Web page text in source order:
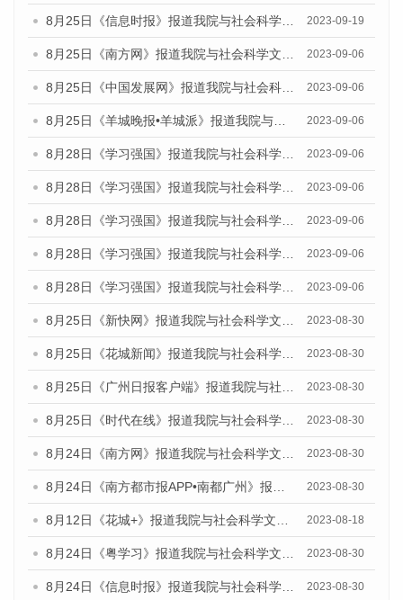
8月25日《信息时报》报道我院与社会科学文献出版社联合发布《广州蓝皮书：广州创新型城市发展报告（2023）》的媒体文章 2023-09-19
8月25日《南方网》报道我院与社会科学文献出版社联合发布《广州蓝皮书：广州创新型城市发展报告（2023）》的媒体文章 2023-09-06
8月25日《中国发展网》报道我院与社会科学文献出版社联合发布《广州蓝皮书：广州创新型城市发展报告（2023）》的媒体文章 2023-09-06
8月25日《羊城晚报•羊城派》报道我院与社会科学文献出版社联合发布《广州蓝皮书：广州创新型城市发展报告（2023）》的媒体文章 2023-09-06
8月28日《学习强国》报道我院与社会科学文献出版社联合发布《广州蓝皮书：广州创新型城市发展报告（2023）》的媒体文章 2023-09-06
8月28日《学习强国》报道我院与社会科学文献出版社联合发布《广州蓝皮书：广州创新型城市发展报告（2023）》的媒体文章 2023-09-06
8月28日《学习强国》报道我院与社会科学文献出版社联合发布《广州蓝皮书：广州创新型城市发展报告（2023）》的媒体文章 2023-09-06
8月28日《学习强国》报道我院与社会科学文献出版社联合发布《广州蓝皮书：广州创新型城市发展报告（2023）》的媒体文章 2023-09-06
8月28日《学习强国》报道我院与社会科学文献出版社联合发布《广州蓝皮书：广州创新型城市发展报告（2023）》的媒体文章 2023-09-06
8月25日《新快网》报道我院与社会科学文献出版社联合发布《广州蓝皮书：广州文化产业发展报告（2023）》的媒体文章 2023-08-30
8月25日《花城新闻》报道我院与社会科学文献出版社联合发布《广州蓝皮书：广州文化产业发展报告（2023）》的媒体文章 2023-08-30
8月25日《广州日报客户端》报道我院与社会科学文献出版社联合发布《广州蓝皮书：广州文化产业发展报告（2023）》的媒体文章 2023-08-30
8月25日《时代在线》报道我院与社会科学文献出版社联合发布《广州蓝皮书：广州文化产业发展报告（2023）》的媒体文章 2023-08-30
8月24日《南方网》报道我院与社会科学文献出版社联合发布《广州蓝皮书：广州文化产业发展报告（2023）》的媒体文章 2023-08-30
8月24日《南方都市报APP•南都广州》报道我院与社会科学文献出版社联合发布《广州蓝皮书：广州文化产业发展报告（2023）》的媒体文章 2023-08-30
8月12日《花城+》报道我院与社会科学文献出版社联合发布的《广州蓝皮书：广州社会发展报告（2023）》视频采访 2023-08-18
8月24日《粤学习》报道我院与社会科学文献出版社联合发布《广州蓝皮书：广州文化产业发展报告（2023）》的媒体文章 2023-08-30
8月24日《信息时报》报道我院与社会科学文献出版社联合发布《广州蓝皮书：广州文化产业发展报告（2023）》的媒体文章 2023-08-30